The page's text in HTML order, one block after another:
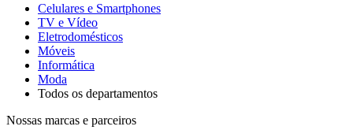
Celulares e Smartphones
TV e Vídeo
Eletrodomésticos
Móveis
Informática
Moda
Todos os departamentos
Nossas marcas e parceiros